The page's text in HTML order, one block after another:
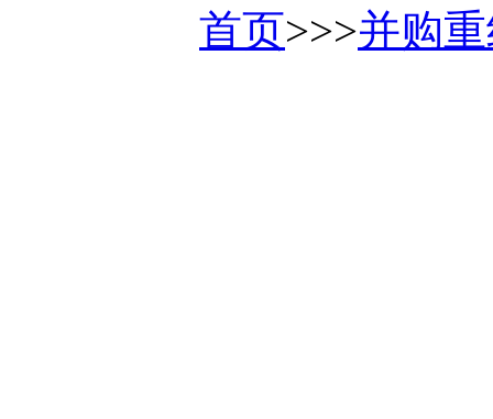
首页>>>并购